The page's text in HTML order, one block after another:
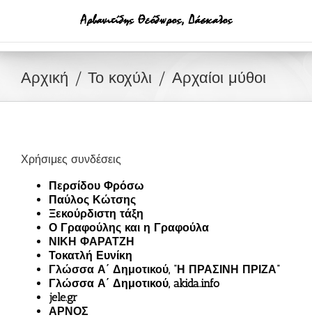
Αρχική Το κοχύλι Αρχαίοι μύθοι
Χρήσιμες συνδέσεις
Περσίδου Φρόσω
Παύλος Κώτσης
Ξεκούρδιστη τάξη
Ο Γραφούλης και η Γραφούλα
ΝΙΚΗ ΦΑΡΑΤΖΗ
Τοκατλή Ευνίκη
Γλώσσα Α΄ Δημοτικού, “Η ΠΡΑΣΙΝΗ ΠΡΙΖΑ”
Γλώσσα Α΄ Δημοτικού, akida.info
jele.gr
ΑΡΝΟΣ